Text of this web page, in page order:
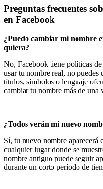
Preguntas frecuentes
en Facebook
¿Puedo cambiar mi nombre
quiera?
No, Facebook tiene políticas
usar tu nombre real, no puedes
títulos, símbolos o lenguaje
cambiar tu nombre más de una
¿Todos verán mi nuevo
Sí, tu nuevo nombre aparecerá
cualquier lugar donde se
nombre antiguo puede seguir
durante un corto período de